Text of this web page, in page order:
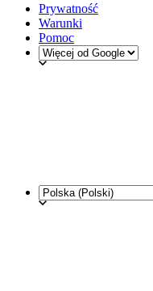
Prywatność
Warunki
Pomoc